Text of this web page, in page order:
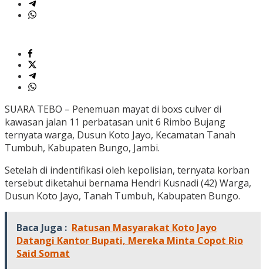
SUARA TEBO – Penemuan mayat di boxs culver di
kawasan jalan 11 perbatasan unit 6 Rimbo Bujang
ternyata warga, Dusun Koto Jayo, Kecamatan Tanah
Tumbuh, Kabupaten Bungo, Jambi.
Setelah di indentifikasi oleh kepolisian, ternyata korban
tersebut diketahui bernama Hendri Kusnadi (42) Warga,
Dusun Koto Jayo, Tanah Tumbuh, Kabupaten Bungo.
Baca Juga : Ratusan Masyarakat Koto Jayo
Datangi Kantor Bupati, Mereka Minta Copot Rio
Said Somat